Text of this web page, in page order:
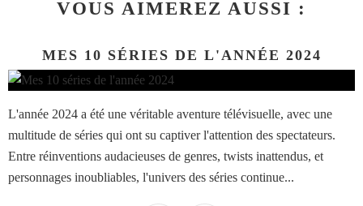
VOUS AIMEREZ AUSSI :
MES 10 SÉRIES DE L'ANNÉE 2024
L'année 2024 a été une véritable aventure télévisuelle, avec une
multitude de séries qui ont su captiver l'attention des spectateurs.
Entre réinventions audacieuses de genres, twists inattendus, et
personnages inoubliables, l'univers des séries continue...